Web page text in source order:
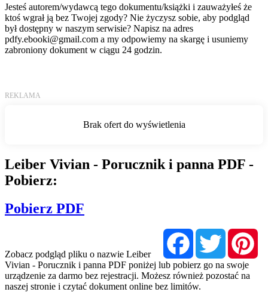
Jesteś autorem/wydawcą tego dokumentu/książki i zauważyłeś że
ktoś wgrał ją bez Twojej zgody? Nie życzysz sobie, aby podgląd
był dostępny w naszym serwisie? Napisz na adres
pdfy.ebooki@gmail.com a my odpowiemy na skargę i usuniemy
zabroniony dokument w ciągu 24 godzin.
Leiber Vivian - Porucznik i panna PDF -
Pobierz:
Pobierz PDF
FacebookTwitter
Zobacz podgląd pliku o nazwie Leiber
Vivian - Porucznik i panna PDF poniżej lub pobierz go na swoje
urządzenie za darmo bez rejestracji. Możesz również pozostać na
naszej stronie i czytać dokument online bez limitów.